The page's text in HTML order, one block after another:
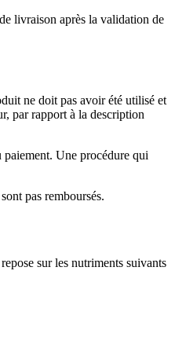
livraison après la validation de
ne doit pas avoir été utilisé et
par rapport à la description
paiement. Une procédure qui
pas remboursés.
sur les nutriments suivants